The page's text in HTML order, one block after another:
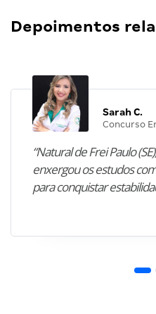
Depoimentos
Sarah C.
Concurso
“Natural de Frei Paulo
enxergou os estudos
para conquistar